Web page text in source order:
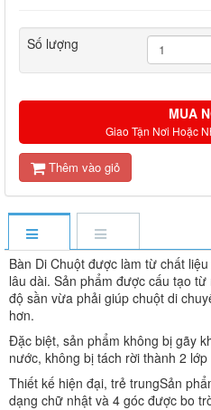
Số lượng
MUA
Giao Tận Nơi Hoặc
Thêm vào giỏ
Bàn Di Chuột được làm từ chất
lâu dài. Sản phẩm được cấu tạo
độ sần vừa phải giúp chuột di
hơn.
Đặc biệt, sản phẩm không bị gãy
nước, không bị tách rời thành 2
Thiết kế hiện đại, trẻ trungSản
dạng chữ nhật và 4 góc được bo